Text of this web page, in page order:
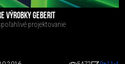
VÝROBKY GEBERIT
projektovanie